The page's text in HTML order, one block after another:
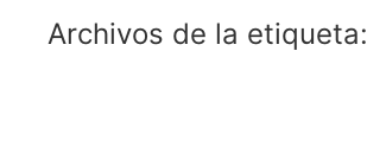
Archivos de la etiqueta: